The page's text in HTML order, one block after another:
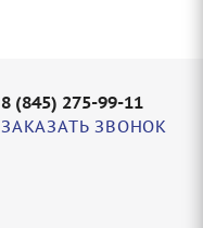
8 (845) 275-99-11
ЗАКАЗАТЬ ЗВОНОК